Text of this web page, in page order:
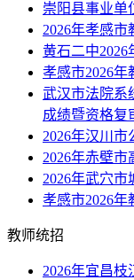
崇阳县事业单
2026年孝感
黄石二中
孝感市2026
武汉市法院系
成绩暨资格复
2026年汉川
2026年赤壁
2026年武穴
孝感市2026
教师统招
2026年宜昌